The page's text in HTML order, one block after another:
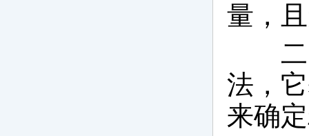
量，
二、
法，
来确